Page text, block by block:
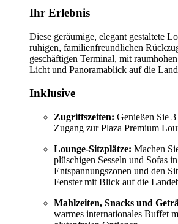
Ihr Erlebnis
Diese geräumige, elegant gestaltete
ruhigen, familienfreundlichen
geschäftigen Terminal, mit
Licht und Panoramablick auf die
Inklusive
Zugriffszeiten: Genießen Sie
Zugang zur Plaza Premium
Lounge-Sitzplätze: Machen
plüschigen Sesseln und Sofas
Entspannungszonen und den
Fenster mit Blick auf die
Mahlzeiten, Snacks und
warmes internationales Buffet